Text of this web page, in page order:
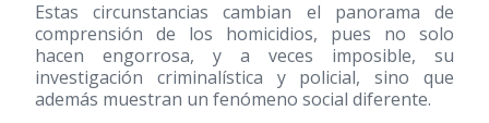
Estas circunstancias cambian el panorama de
comprensión de los homicidios, pues no solo
hacen engorrosa, y a veces imposible, su
investigación criminalística y policial, sino que
además muestran un fenómeno social diferente.